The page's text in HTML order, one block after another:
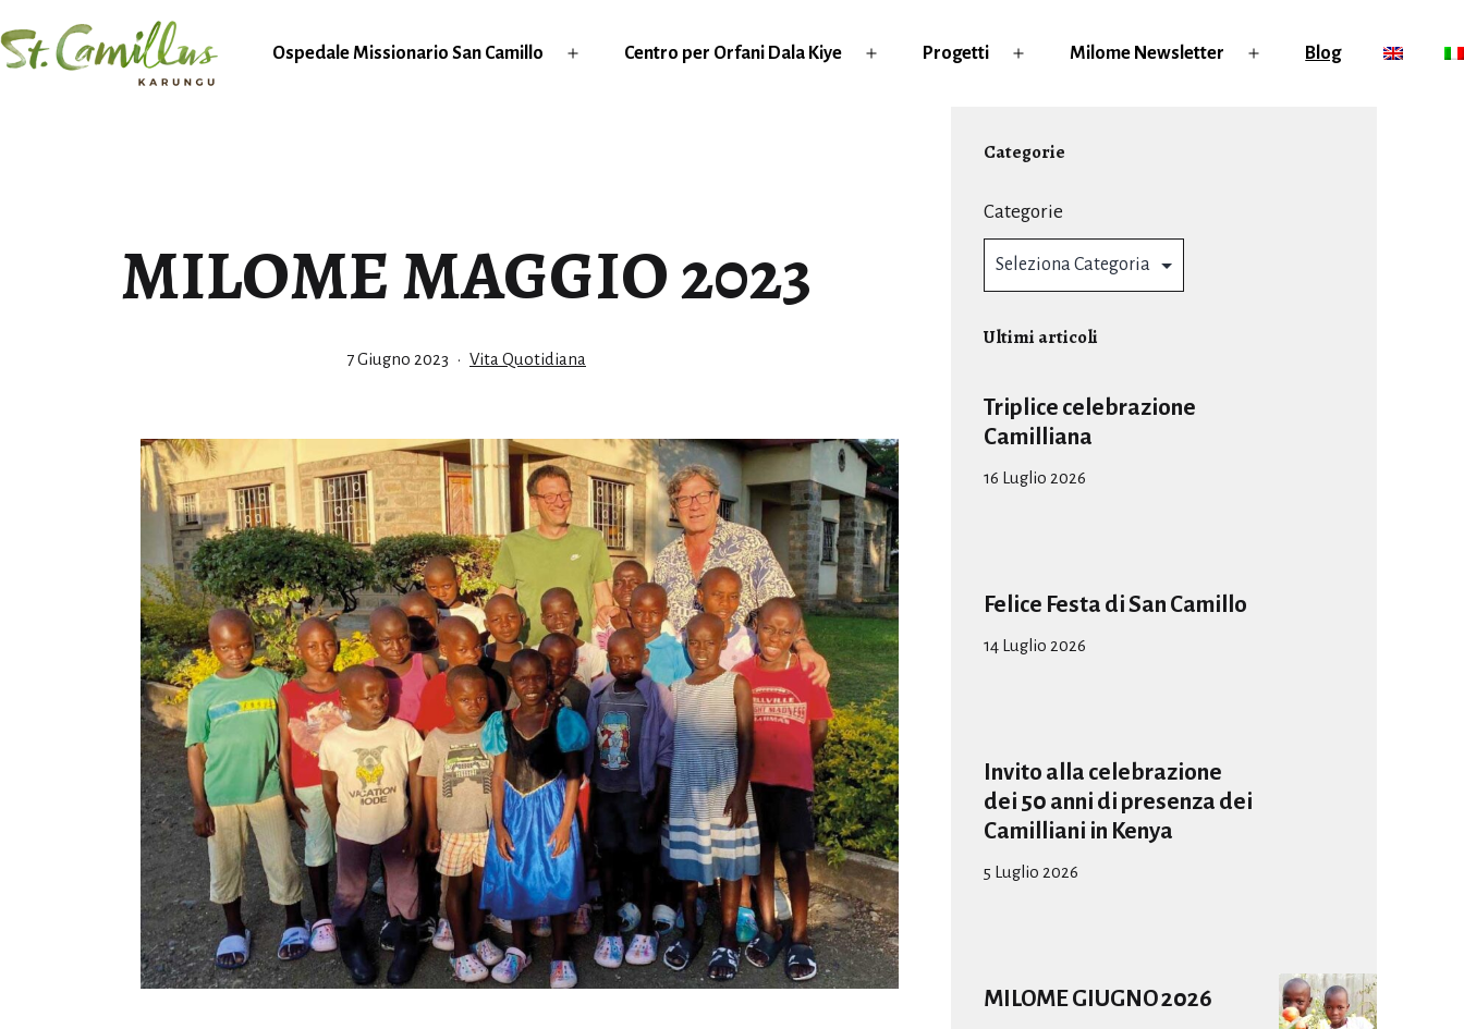
al
Ospedale Missionario San Camillo
Apri
Centro per Orfani Dala Kiye
Apri
Progetti
Apri
Milome Newsletter
Apri
Blog
MILOME MAGGIO 2023
Pubblicato
7 Giugno 2023 Categorie:
Vita Quotidiana
Categorie
Categorie
Ultimi articoli
Triplice celebrazione
Camilliana
16 Luglio 2026
Felice Festa di San Camillo
14 Luglio 2026
Invito alla celebrazione
dei 50 anni di presenza dei
Camilliani in Kenya
5 Luglio 2026
MILOME GIUGNO 2026